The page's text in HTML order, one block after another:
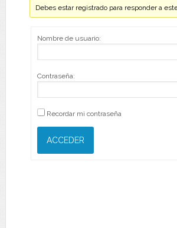
Debes estar registrado para responder a
Nombre de usuario:
Contraseña:
Recordar mi contraseña
ACCEDER